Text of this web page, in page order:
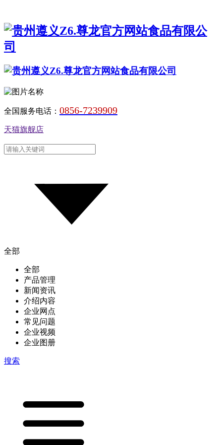
全国服务电话： 0856-7239909
天猫旗舰店
全部
全部
产品管理
新闻资讯
介绍内容
企业网点
常见问题
企业视频
企业图册
搜索